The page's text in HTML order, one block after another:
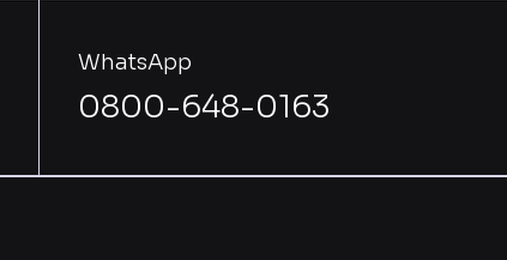
WhatsApp
0800-648-0163